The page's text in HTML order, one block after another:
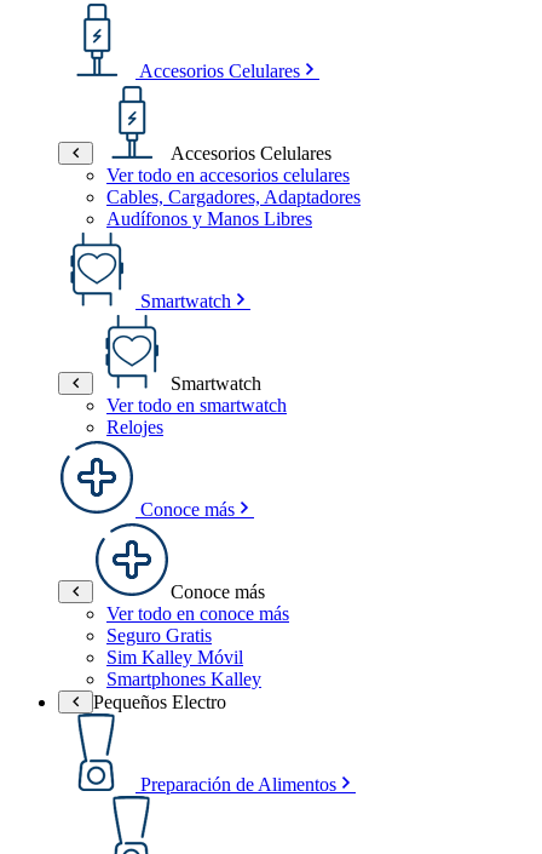
Accesorios Celulares
Accesorios Celulares
Ver todo en accesorios celulares
Cables, Cargadores, Adaptadores
Audífonos y Manos Libres
Smartwatch
Smartwatch
Ver todo en smartwatch
Relojes
Conoce más
Conoce más
Ver todo en conoce más
Seguro Gratis
Sim Kalley Móvil
Smartphones Kalley
Pequeños Electro
Preparación de Alimentos